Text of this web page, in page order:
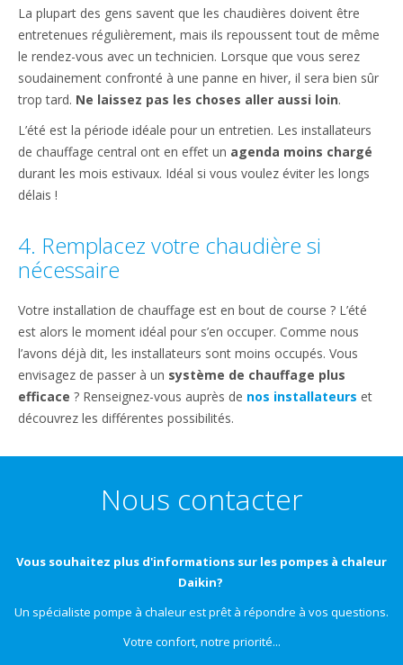
La plupart des gens savent que les chaudières doivent être
entretenues régulièrement, mais ils repoussent tout de même
le rendez-vous avec un technicien. Lorsque que vous serez
soudainement confronté à une panne en hiver, il sera bien sûr
trop tard. Ne laissez pas les choses aller aussi loin.
L’été est la période idéale pour un entretien. Les installateurs
de chauffage central ont en effet un agenda moins chargé
durant les mois estivaux. Idéal si vous voulez éviter les longs
délais !
4. Remplacez votre chaudière si
nécessaire
Votre installation de chauffage est en bout de course ? L’été
est alors le moment idéal pour s’en occuper. Comme nous
l’avons déjà dit, les installateurs sont moins occupés. Vous
envisagez de passer à un système de chauffage plus
efficace ? Renseignez-vous auprès de nos installateurs et
découvrez les différentes possibilités.
Nous contacter
Vous souhaitez plus d'informations sur les pompes à chaleur
Daikin?
Un spécialiste pompe à chaleur est prêt à répondre à vos questions.
Votre confort, notre priorité...